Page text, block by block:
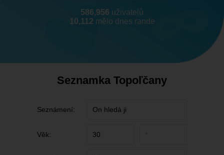
586,956 uživatelů
10,112 mělo dnes rande
Seznamka Topoľčany
Seznámení:
Věk: